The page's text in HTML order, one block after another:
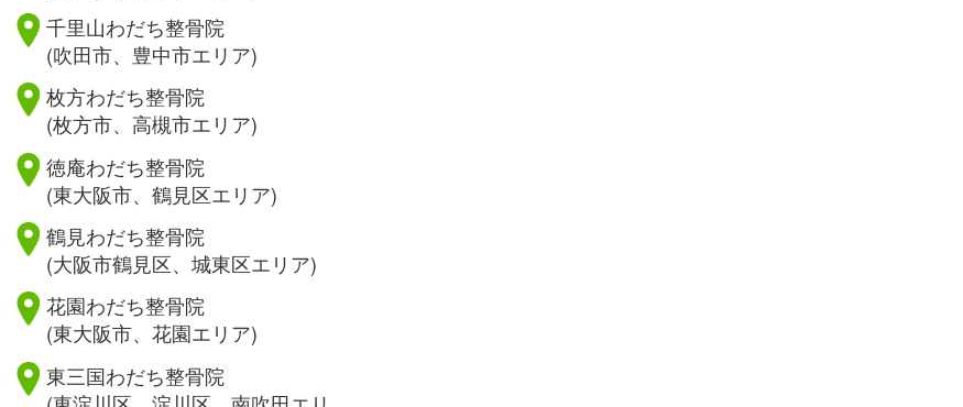
千里山わだち整骨院
(吹田市、豊中市エリア)
枚方わだち整骨院
(枚方市、高槻市エリア)
徳庵わだち整骨院
(東大阪市、鶴見区エリア)
鶴見わだち整骨院
(大阪市鶴見区、城東区エリア)
花園わだち整骨院
(東大阪市、花園エリア)
東三国わだち整骨院